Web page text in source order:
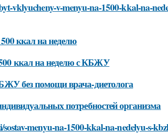
vklyucheny-v-menyu-na-1500-kkal-na-
ккал на неделю
ккал на неделю с КБЖУ
без помощи врача-диетолога
потребностей организма
menyu-na-1500-kkal-na-nedelyu-s-